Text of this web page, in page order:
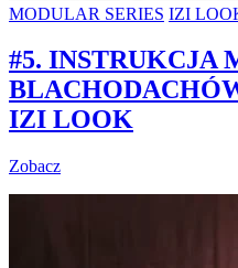
MODULAR SERIES IZI
#5. INSTRUKCJA
IZI LOOK
Zobacz